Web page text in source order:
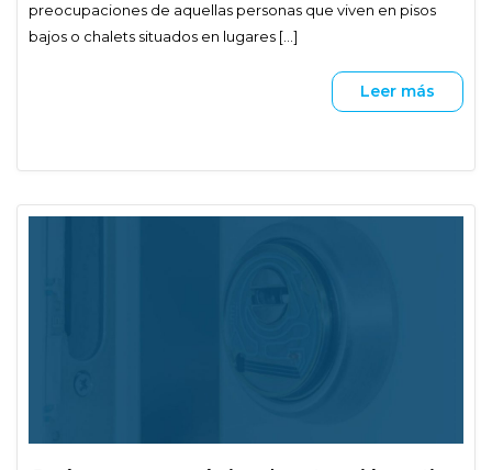
preocupaciones de aquellas personas que viven en pisos
bajos o chalets situados en lugares [...]
Leer más